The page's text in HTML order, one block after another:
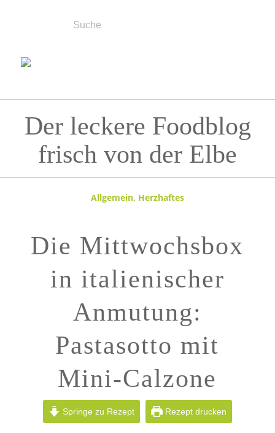
Der leckere Foodblog
frisch von der Elbe
Allgemein, Herzhaftes
Die Mittwochsbox
in italienischer
Anmutung:
Pastasotto mit
Mini-Calzone
Springe zu Rezept Rezept drucken